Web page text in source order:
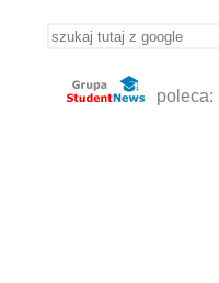
poleca: